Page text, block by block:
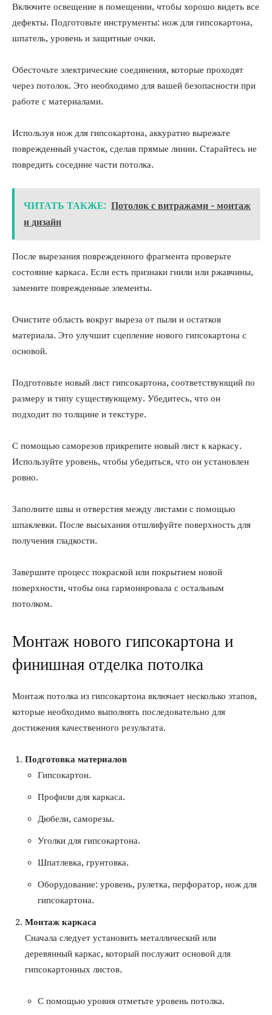
Включите освещение в помещении, чтобы хорошо видеть все
дефекты. Подготовьте инструменты: нож для гипсокартона,
шпатель, уровень и защитные очки.
Обесточьте электрические соединения, которые проходят
через потолок. Это необходимо для вашей безопасности при
работе с материалами.
Используя нож для гипсокартона, аккуратно вырежьте
поврежденный участок, сделав прямые линии. Старайтесь не
повредить соседние части потолка.
ЧИТАТЬ ТАКЖЕ: Потолок с витражами - монтаж
и дизайн
После вырезания поврежденного фрагмента проверьте
состояние каркаса. Если есть признаки гнили или ржавчины,
замените поврежденные элементы.
Очистите область вокруг выреза от пыли и остатков
материала. Это улучшит сцепление нового гипсокартона с
основой.
Подготовьте новый лист гипсокартона, соответствующий по
размеру и типу существующему. Убедитесь, что он
подходит по толщине и текстуре.
С помощью саморезов прикрепите новый лист к каркасу.
Используйте уровень, чтобы убедиться, что он установлен
ровно.
Заполните швы и отверстия между листами с помощью
шпаклевки. После высыхания отшлифуйте поверхность для
получения гладкости.
Завершите процесс покраской или покрытием новой
поверхности, чтобы она гармонировала с остальным
потолком.
Монтаж нового гипсокартона и
финишная отделка потолка
Монтаж потолка из гипсокартона включает несколько этапов,
которые необходимо выполнять последовательно для
достижения качественного результата.
Подготовка материалов
Гипсокартон.
Профили для каркаса.
Дюбели, саморезы.
Уголки для гипсокартона.
Шпатлевка, грунтовка.
Оборудование: уровень, рулетка, перфоратор, нож для
гипсокартона.
Монтаж каркаса
Сначала следует установить металлический или
деревянный каркас, который послужит основой для
гипсокартонных листов.
С помощью уровня отметьте уровень потолка.